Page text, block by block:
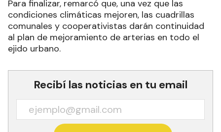
Para finalizar, remarcó que, una vez que las
condiciones climáticas mejoren, las cuadrillas
comunales y cooperativistas darán continuidad
al plan de mejoramiento de arterias en todo el
ejido urbano.
Recibí las noticias en tu email